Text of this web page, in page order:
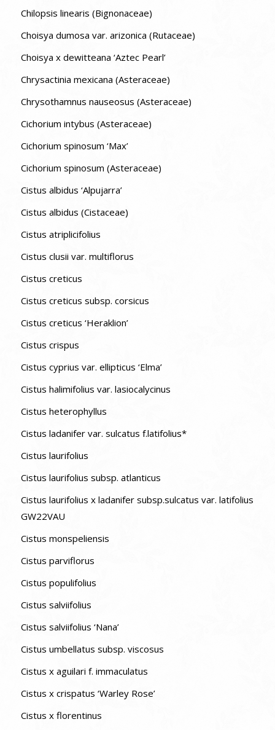
Chilopsis linearis (Bignonaceae)
Choisya dumosa var. arizonica (Rutaceae)
Choisya x dewitteana ‘Aztec Pearl’
Chrysactinia mexicana (Asteraceae)
Chrysothamnus nauseosus (Asteraceae)
Cichorium intybus (Asteraceae)
Cichorium spinosum ‘Max’
Cichorium spinosum (Asteraceae)
Cistus albidus ‘Alpujarra’
Cistus albidus (Cistaceae)
Cistus atriplicifolius
Cistus clusii var. multiflorus
Cistus creticus
Cistus creticus subsp. corsicus
Cistus creticus ‘Heraklion’
Cistus crispus
Cistus cyprius var. ellipticus ‘Elma’
Cistus halimifolius var. lasiocalycinus
Cistus heterophyllus
Cistus ladanifer var. sulcatus f.latifolius*
Cistus laurifolius
Cistus laurifolius subsp. atlanticus
Cistus laurifolius x ladanifer subsp.sulcatus var. latifolius
GW22VAU
Cistus monspeliensis
Cistus parviflorus
Cistus populifolius
Cistus salviifolius
Cistus salviifolius ‘Nana’
Cistus umbellatus subsp. viscosus
Cistus x aguilari f. immaculatus
Cistus x crispatus ‘Warley Rose’
Cistus x florentinus